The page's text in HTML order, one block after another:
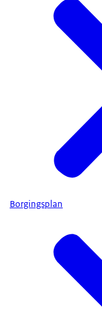
Borgingsplan